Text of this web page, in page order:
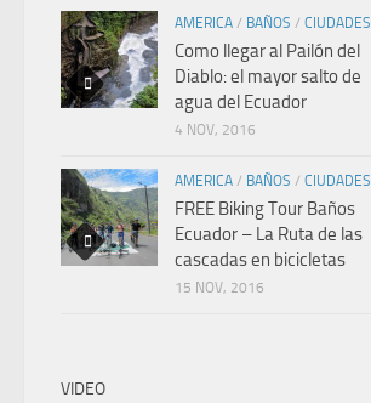
AMERICA / BAÑOS / CIUDADES
Como llegar al Pailón del
Diablo: el mayor salto de
agua del Ecuador
4 NOV, 2016
AMERICA / BAÑOS / CIUDADES
FREE Biking Tour Baños
Ecuador – La Ruta de las
cascadas en bicicletas
15 NOV, 2016
VIDEO